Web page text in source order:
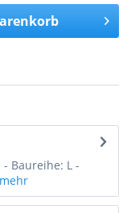
Baureihe: L -
mehr